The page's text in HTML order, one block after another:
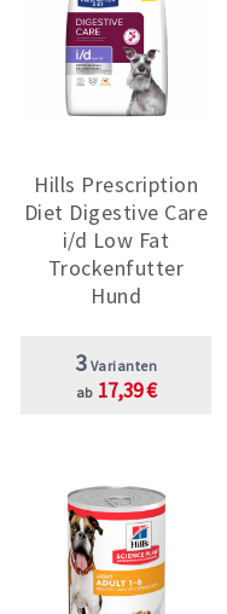
Hills Prescription
Diet Digestive Care
i/d Low Fat
Trockenfutter
Hund
3 Varianten
ab 17,39 €